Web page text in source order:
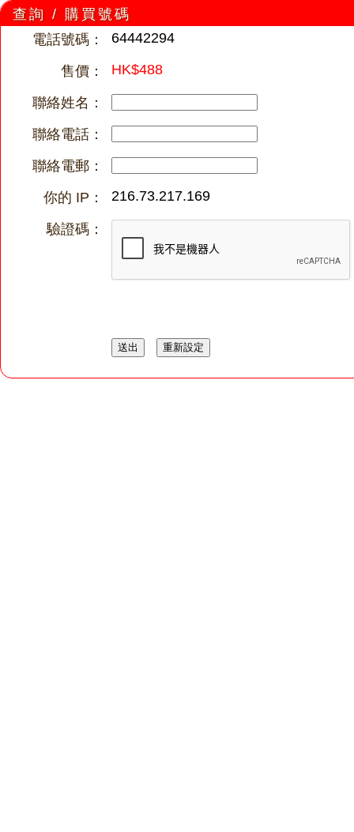
查詢 / 購買號碼
電話號碼：
64442294
售價： HK$488
聯絡姓名：
聯絡電話：
聯絡電郵：
你的 IP：
216.73.217.169
驗證碼：